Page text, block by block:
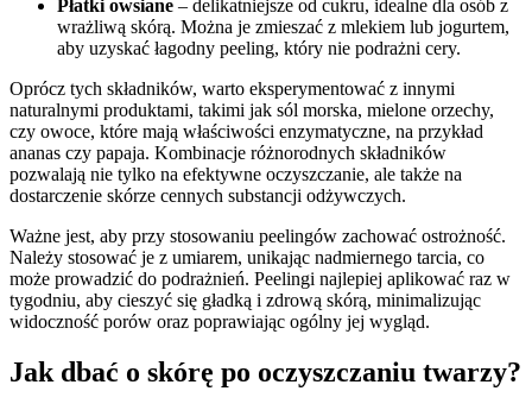
Płatki owsiane – delikatniejsze od cukru, idealne dla osób z
wrażliwą skórą. Można je zmieszać z mlekiem lub jogurtem,
aby uzyskać łagodny peeling, który nie podrażni cery.
Oprócz tych składników, warto eksperymentować z innymi
naturalnymi produktami, takimi jak sól morska, mielone orzechy,
czy owoce, które mają właściwości enzymatyczne, na przykład
ananas czy papaja. Kombinacje różnorodnych składników
pozwalają nie tylko na efektywne oczyszczanie, ale także na
dostarczenie skórze cennych substancji odżywczych.
Ważne jest, aby przy stosowaniu peelingów zachować ostrożność.
Należy stosować je z umiarem, unikając nadmiernego tarcia, co
może prowadzić do podrażnień. Peelingi najlepiej aplikować raz w
tygodniu, aby cieszyć się gładką i zdrową skórą, minimalizując
widoczność porów oraz poprawiając ogólny jej wygląd.
Jak dbać o skórę po oczyszczaniu twarzy?